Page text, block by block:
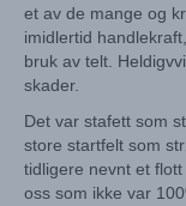
et av de mange og
imidlertid
bruk av telt.
skader.
Det var stafett som
store startfelt som
tidligere nevnt et
oss som ikke var